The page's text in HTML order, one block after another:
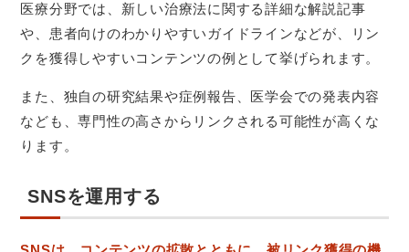
医療分野では、新しい治療法に関する詳細な解説記事
や、患者向けのわかりやすいガイドラインなどが、リン
クを獲得しやすいコンテンツの例として挙げられます。
また、独自の研究結果や症例報告、医学会での発表内容
なども、専門性の高さからリンクされる可能性が高くな
ります。
SNSを運用する